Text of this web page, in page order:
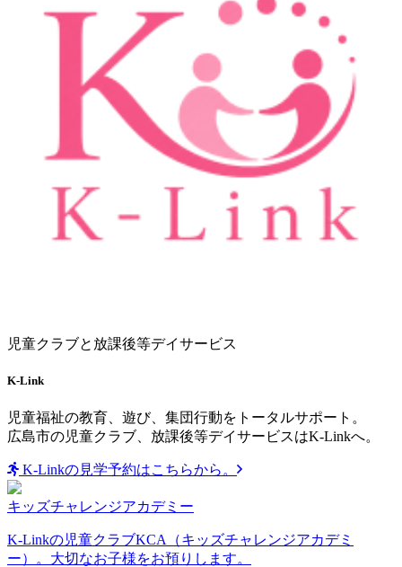
児童クラブと放課後等デイサービス
K-Link
児童福祉の教育、遊び、集団行動をトータルサポート。
広島市の児童クラブ、放課後等デイサービスはK-Linkへ。
K-Linkの見学予約はこちらから。
キッズチャレンジアカデミー
K-Linkの児童クラブKCA（キッズチャレンジアカデミ
ー）。大切なお子様をお預りします。